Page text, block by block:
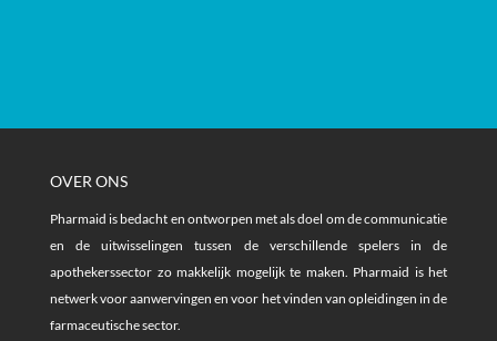
OVER ONS
Pharmaid is bedacht en ontworpen met als doel om de communicatie
en de uitwisselingen tussen de verschillende spelers in de
apothekerssector zo makkelijk mogelijk te maken. Pharmaid is het
netwerk voor aanwervingen en voor het vinden van opleidingen in de
farmaceutische sector.